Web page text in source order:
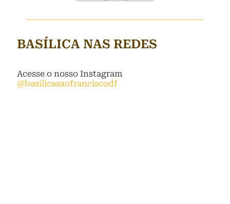
BASÍLICA NAS REDES
Acesse o nosso Instagram
@basilicasaofranciscodf